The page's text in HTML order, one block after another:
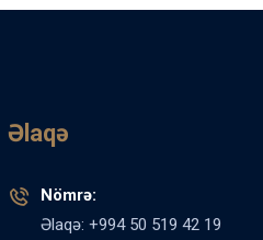
Əlaqə
Nömrə:
Əlaqə: +994 50 519 42 19